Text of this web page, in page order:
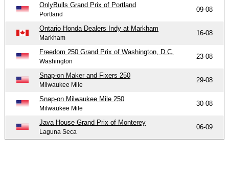
OnlyBulls Grand Prix of Portland
Portland
09-08
Ontario Honda Dealers Indy at Markham
Markham
16-08
Freedom 250 Grand Prix of Washington, D.C.
Washington
23-08
Snap-on Maker and Fixers 250
Milwaukee Mile
29-08
Snap-on Milwaukee Mile 250
Milwaukee Mile
30-08
Java House Grand Prix of Monterey
Laguna Seca
06-09